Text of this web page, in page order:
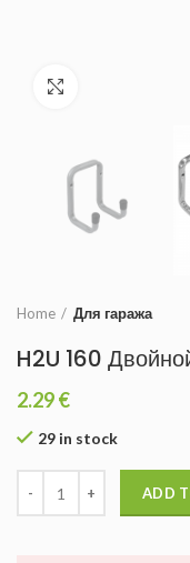
Home Для гаража
H2U 160
2.29€
29 in stock
ADD